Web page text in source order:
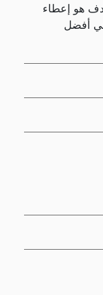
هو إعطاء
في أفضل